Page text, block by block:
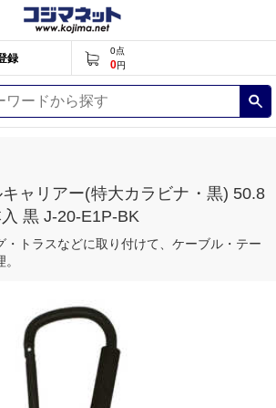
録
0点
0円
ャリアー(特大カラビナ・黒) 50.8
黒 J-20-E1P-BK
・トラスなどに取り付けて、ケーブル・テー